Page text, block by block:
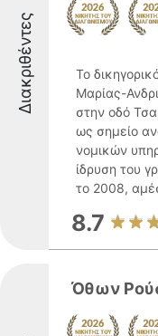
Διακριθέντες
Το
Μαρίας-
στην οδό
ως σημείο
νομικών
ίδρυση του
το 2008,
8.7
Όθων